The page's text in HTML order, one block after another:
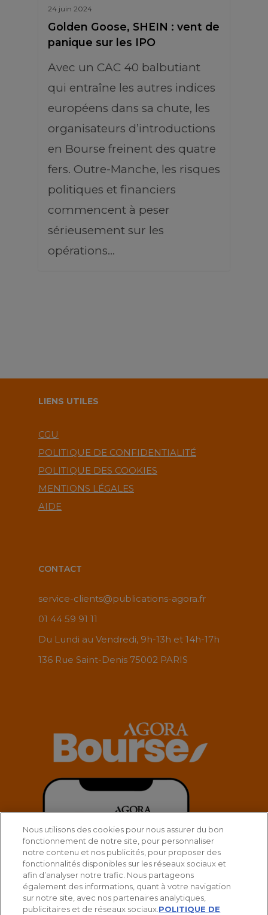
24 juin 2024
Golden Goose, SHEIN : vent de
panique sur les IPO
Avec un CAC 40 balbutiant
qui entraîne les autres indices
européens dans sa chute, les
organisateurs d’introductions
en Bourse freinent des quatre
fers. Outre-Manche, les risques
politiques et financiers
commencent à peser
sérieusement sur les
opérations…
LIENS UTILES
CGU
POLITIQUE DE CONFIDENTIALITÉ
POLITIQUE DES COOKIES
MENTIONS LÉGALES
AIDE
CONTACT
service-clients@publications-agora.fr
01 44 59 91 11
Du Lundi au Vendredi, 9h-13h et 14h-17h
136 Rue Saint-Denis 75002 PARIS
Nous utilisons des cookies pour nous assurer du bon
fonctionnement de notre site, pour personnaliser
notre contenu et nos publicités, pour proposer des
fonctionnalités disponibles sur les réseaux sociaux et
afin d’analyser notre trafic. Nous partageons
également des informations, quant à votre navigation
sur notre site, avec nos partenaires analytiques,
publicitaires et de réseaux sociaux. POLITIQUE DE